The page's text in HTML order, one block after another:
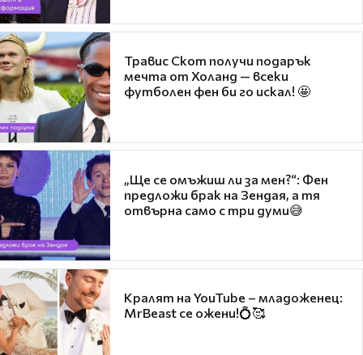
Травис Скот получи подарък
мечта от Холанд — всеки
футболен фен би го искал! 🤩
„Ще се омъжиш ли за мен?“: Фен
предложи брак на Зендая, а тя
отвърна само с три думи😅
Кралят на YouTube – младоженец:
MrBeast се ожени!💍🥰